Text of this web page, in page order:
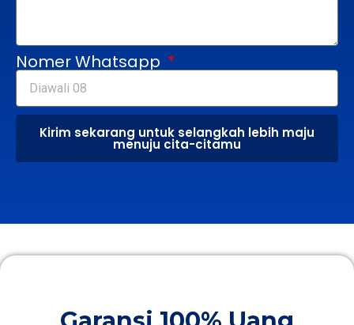
Nomer Whatsapp
Kirim sekarang untuk selangkah lebih maju
menuju cita-citamu